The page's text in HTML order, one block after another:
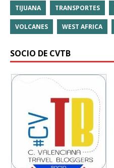
TIJUANA TRANSPORTES
VOLCANES WEST AFRICA
SOCIO DE CVTB